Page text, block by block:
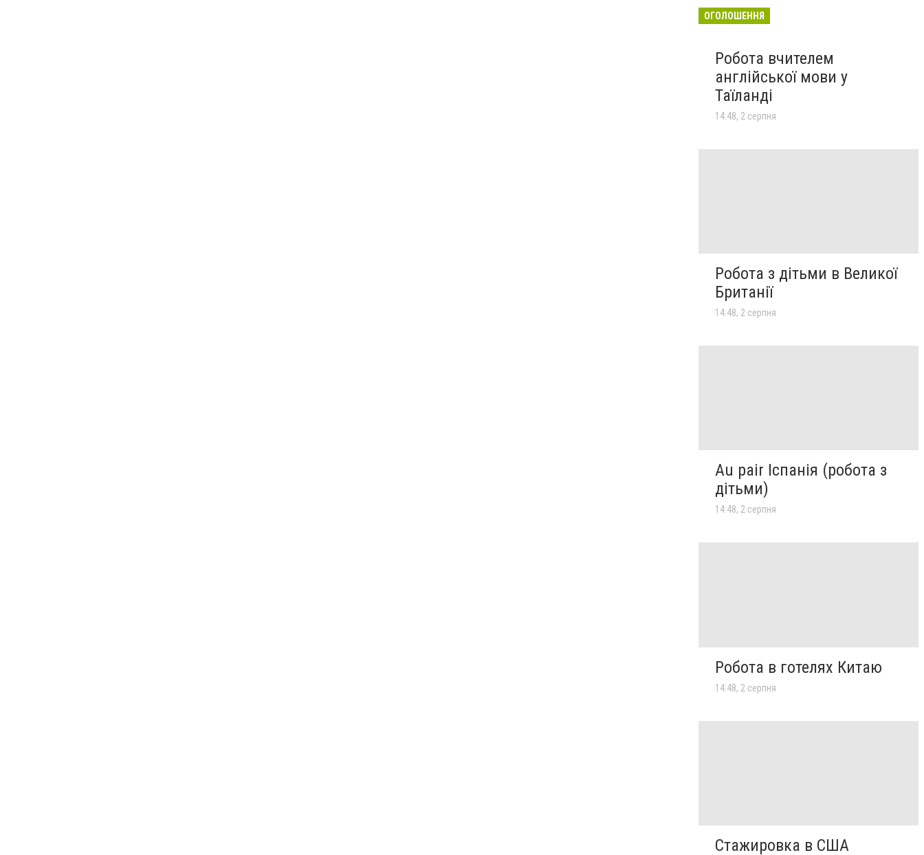
ОГОЛОШЕННЯ
Робота вчителем
англійської мови у
Таїланді
14:48, 2 серпня
Робота з дітьми в Великої
Британії
14:48, 2 серпня
Au pair Іспанія (робота з
дітьми)
14:48, 2 серпня
Робота в готелях Китаю
14:48, 2 серпня
Стажировка в США